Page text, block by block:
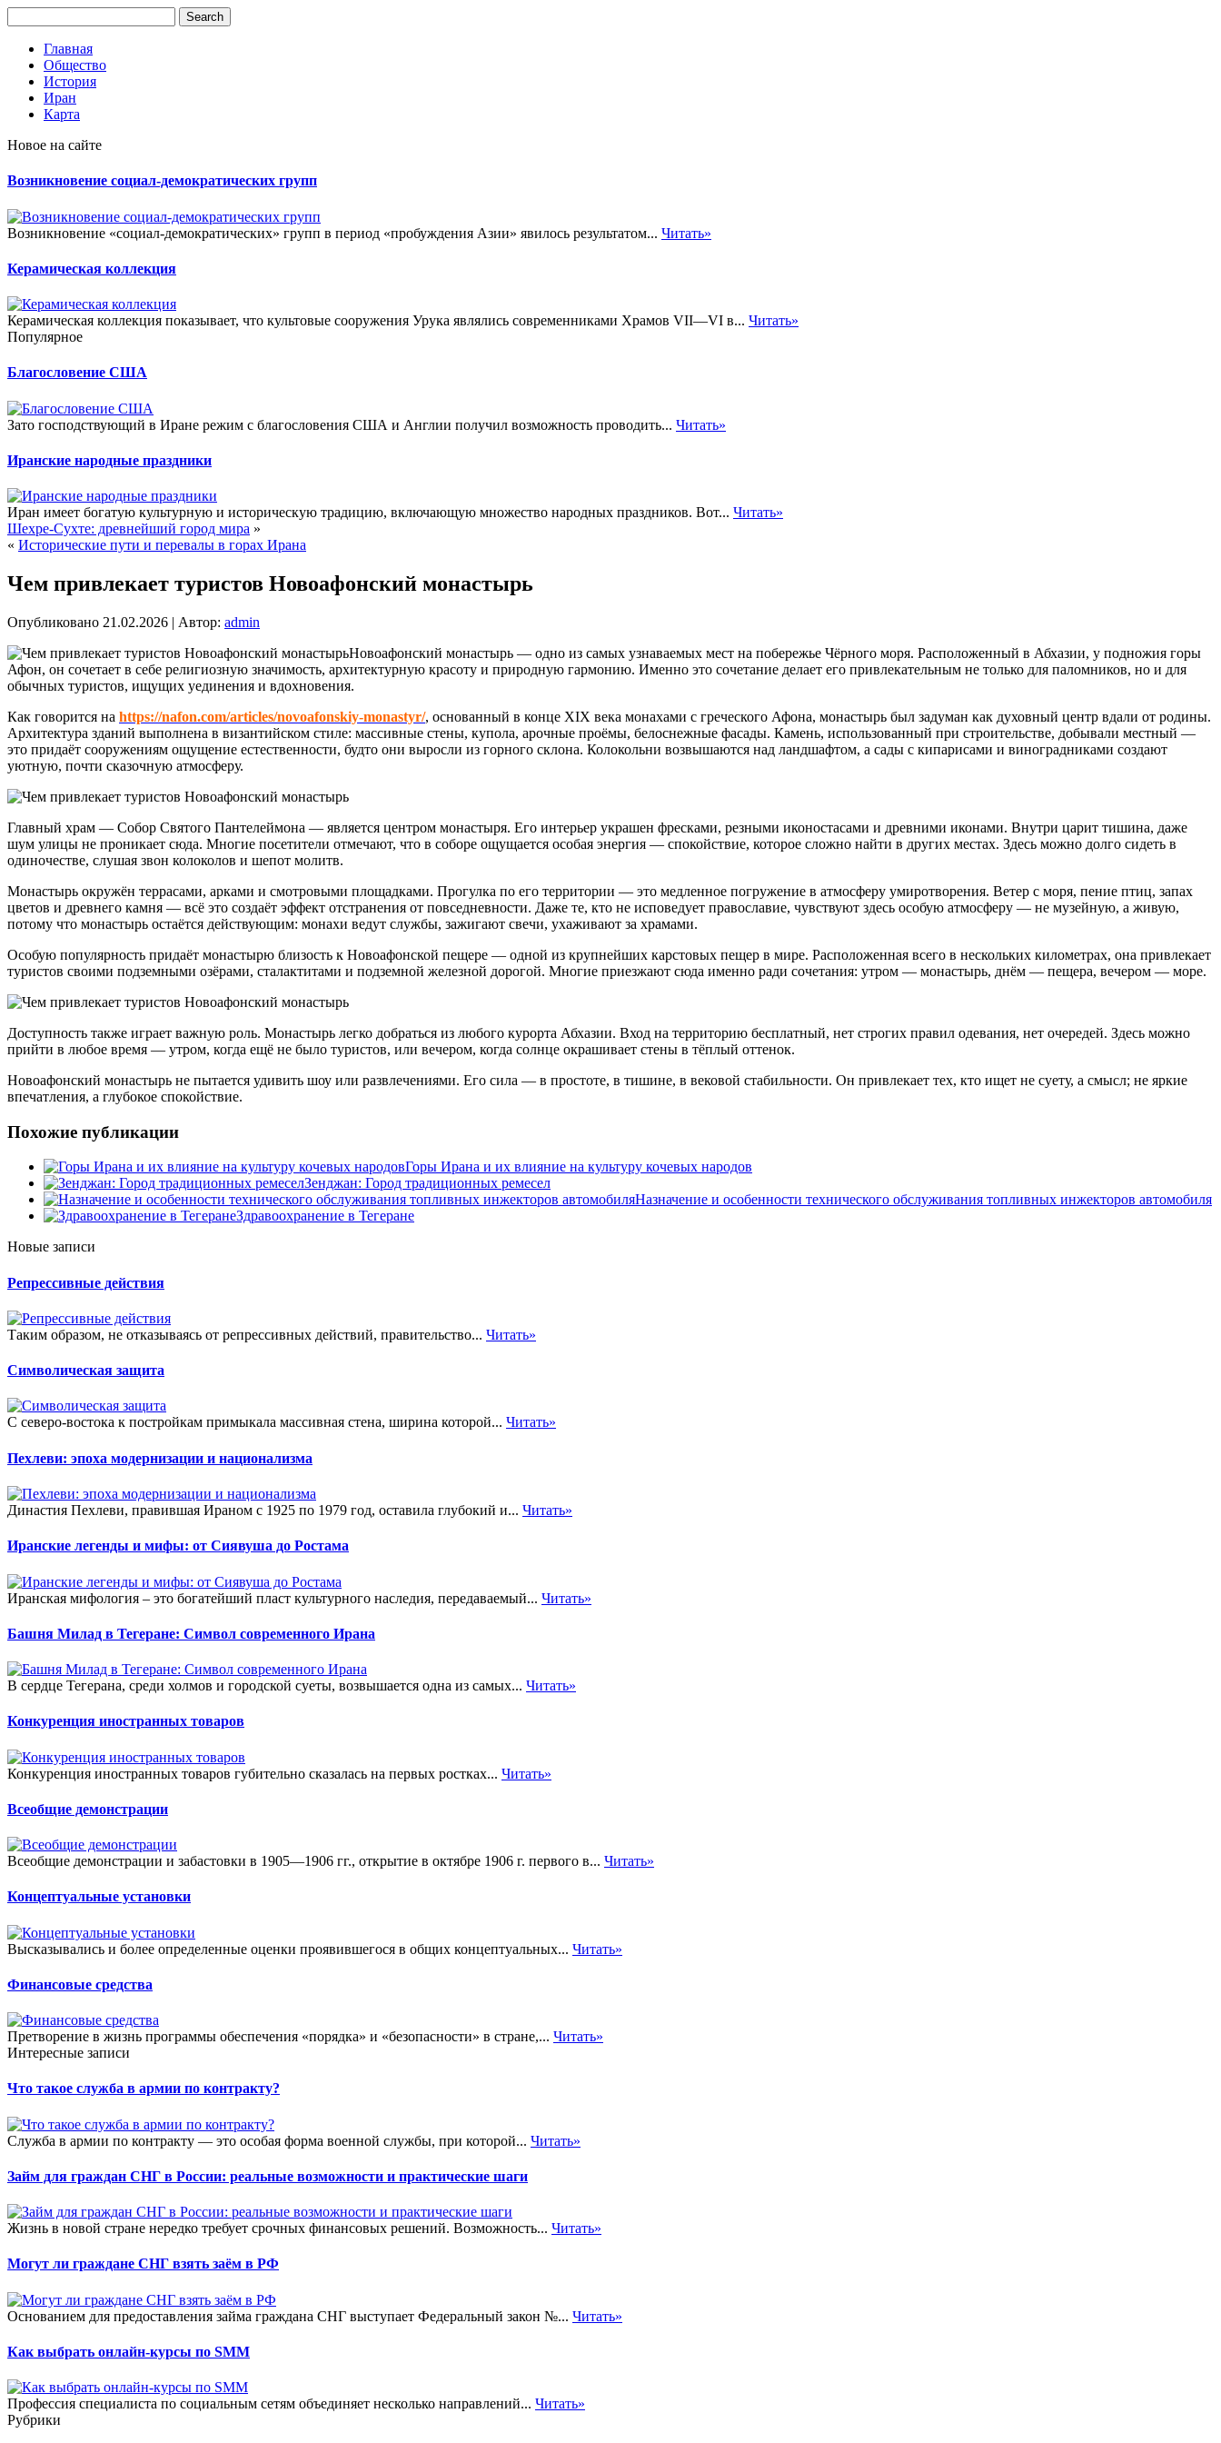
Главная
Общество
История
Иран
Карта
Новое на сайте
Возникновение социал-демократических групп
Возникновение «социал-демократических» групп в период «пробуждения Азии» явилось результатом... Читать»
Керамическая коллекция
Керамическая коллекция показывает, что культовые сооружения Урука являлись современниками Храмов VII—VI в... Читать»
Популярное
Благословение США
Зато господствующий в Иране режим с благословения США и Англии получил возможность проводить... Читать»
Иранские народные праздники
Иран имеет богатую культурную и историческую традицию, включающую множество народных праздников. Вот... Читать»
Шехре-Сухте: древнейший город мира »
« Исторические пути и перевалы в горах Ирана
Чем привлекает туристов Новоафонский монастырь
Опубликовано 21.02.2026 | Автор: admin
Новоафонский монастырь — одно из самых узнаваемых мест на побережье Чёрного моря. Расположенный в Абхазии, у подножия горы
Афон, он сочетает в себе религиозную значимость, архитектурную красоту и природную гармонию. Именно это сочетание делает его привлекательным не только для паломников, но и для
обычных туристов, ищущих уединения и вдохновения.
Как говорится на https://nafon.com/articles/novoafonskiy-monastyr/, основанный в конце XIX века монахами с греческого Афона, монастырь был задуман как духовный центр вдали от родины.
Архитектура зданий выполнена в византийском стиле: массивные стены, купола, арочные проёмы, белоснежные фасады. Камень, использованный при строительстве, добывали местный —
это придаёт сооружениям ощущение естественности, будто они выросли из горного склона. Колокольни возвышаются над ландшафтом, а сады с кипарисами и виноградниками создают
уютную, почти сказочную атмосферу.
Главный храм — Собор Святого Пантелеймона — является центром монастыря. Его интерьер украшен фресками, резными иконостасами и древними иконами. Внутри царит тишина, даже
шум улицы не проникает сюда. Многие посетители отмечают, что в соборе ощущается особая энергия — спокойствие, которое сложно найти в других местах. Здесь можно долго сидеть в
одиночестве, слушая звон колоколов и шепот молитв.
Монастырь окружён террасами, арками и смотровыми площадками. Прогулка по его территории — это медленное погружение в атмосферу умиротворения. Ветер с моря, пение птиц, запах
цветов и древнего камня — всё это создаёт эффект отстранения от повседневности. Даже те, кто не исповедует православие, чувствуют здесь особую атмосферу — не музейную, а живую,
потому что монастырь остаётся действующим: монахи ведут службы, зажигают свечи, ухаживают за храмами.
Особую популярность придаёт монастырю близость к Новоафонской пещере — одной из крупнейших карстовых пещер в мире. Расположенная всего в нескольких километрах, она привлекает
туристов своими подземными озёрами, сталактитами и подземной железной дорогой. Многие приезжают сюда именно ради сочетания: утром — монастырь, днём — пещера, вечером — море.
Доступность также играет важную роль. Монастырь легко добраться из любого курорта Абхазии. Вход на территорию бесплатный, нет строгих правил одевания, нет очередей. Здесь можно
прийти в любое время — утром, когда ещё не было туристов, или вечером, когда солнце окрашивает стены в тёплый оттенок.
Новоафонский монастырь не пытается удивить шоу или развлечениями. Его сила — в простоте, в тишине, в вековой стабильности. Он привлекает тех, кто ищет не суету, а смысл; не яркие
впечатления, а глубокое спокойствие.
Похожие публикации
Горы Ирана и их влияние на культуру кочевых народов
Зенджан: Город традиционных ремесел
Назначение и особенности технического обслуживания топливных инжекторов автомобиля
Здравоохранение в Тегеране
Новые записи
Репрессивные действия
Таким образом, не отказываясь от репрессивных действий, правительство... Читать»
Символическая защита
С северо-востока к постройкам примыкала массивная стена, ширина которой... Читать»
Пехлеви: эпоха модернизации и национализма
Династия Пехлеви, правившая Ираном с 1925 по 1979 год, оставила глубокий и... Читать»
Иранские легенды и мифы: от Сиявуша до Ростама
Иранская мифология – это богатейший пласт культурного наследия, передаваемый... Читать»
Башня Милад в Тегеране: Символ современного Ирана
В сердце Тегерана, среди холмов и городской суеты, возвышается одна из самых... Читать»
Конкуренция иностранных товаров
Конкуренция иностранных товаров губительно сказалась на первых ростках... Читать»
Всеобщие демонстрации
Всеобщие демонстрации и забастовки в 1905—1906 гг., открытие в октябре 1906 г. первого в... Читать»
Концептуальные установки
Высказывались и более определенные оценки проявившегося в общих концептуальных... Читать»
Финансовые средства
Претворение в жизнь программы обеспечения «порядка» и «безопасности» в стране,... Читать»
Интересные записи
Что такое служба в армии по контракту?
Служба в армии по контракту — это особая форма военной службы, при которой... Читать»
Займ для граждан СНГ в России: реальные возможности и практические шаги
Жизнь в новой стране нередко требует срочных финансовых решений. Возможность... Читать»
Могут ли граждане СНГ взять заём в РФ
Основанием для предоставления займа граждана СНГ выступает Федеральный закон №... Читать»
Как выбрать онлайн-курсы по SMM
Профессия специалиста по социальным сетям объединяет несколько направлений... Читать»
Рубрики